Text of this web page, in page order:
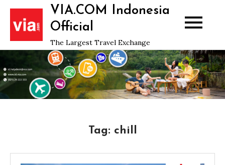
Skip
content
VIA.COM Indonesia
Official
The Largest Travel Exchange
Tag: chill